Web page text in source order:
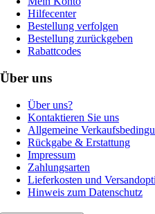
Hilfecenter
Bestellung verfolgen
Bestellung zurückgeben
Rabattcodes
Über uns
Über uns?
Kontaktieren Sie uns
Allgemeine
Rückgabe & Erstattung
Impressum
Zahlungsarten
Lieferkosten und
Hinweis zum Datenschutz